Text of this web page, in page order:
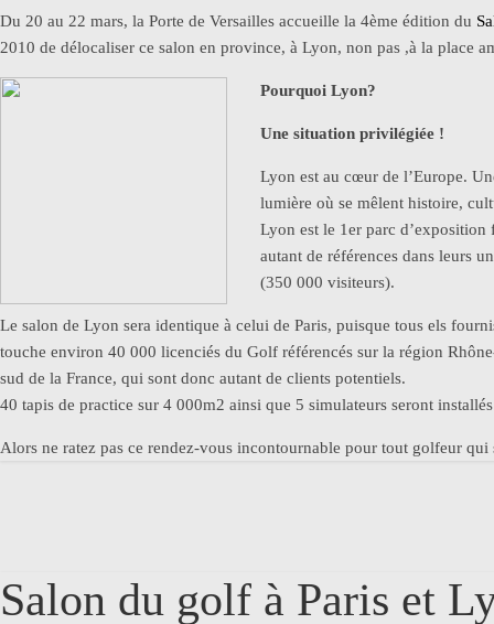
Du 20 au 22 mars, la Porte de Versailles accueille la 4ème édition du
2010 de délocaliser ce salon en province, à Lyon, non pas ,à la place
Pourquoi Lyon?
Une situation privilégiée !
Lyon est au cœur de l’Europe.
lumière où se mêlent histoire,
Lyon est le 1er parc d’exposition
autant de références dans leurs
(350 000 visiteurs).
Le salon de Lyon sera identique à celui de Paris, puisque tous els
touche environ 40 000 licenciés du Golf référencés sur la région
sud de la France, qui sont donc autant de clients potentiels.
40 tapis de practice sur 4 000m2 ainsi que 5 simulateurs seront
Alors ne ratez pas ce rendez-vous incontournable pour tout golfeur qui
Salon du golf à Paris et